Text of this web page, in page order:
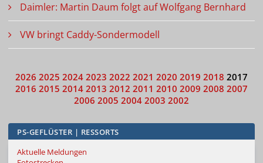
Daimler: Martin Daum folgt auf Wolfgang Bernhard
VW bringt Caddy-Sondermodell
2026 2025 2024 2023 2022 2021 2020 2019 2018 2017
2016 2015 2014 2013 2012 2011 2010 2009 2008 2007
2006 2005 2004 2003 2002
PS-GEFLÜSTER | RESSORTS
Aktuelle Meldungen